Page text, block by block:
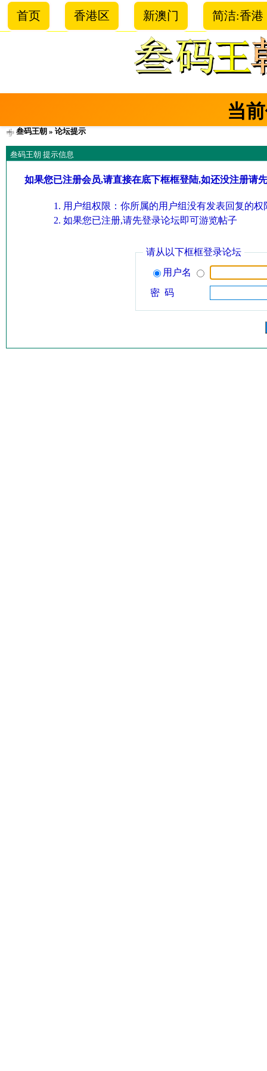
首页 香港区 新澳门 简洁:香港
当
叁码王朝 » 论坛提示
叁码王朝 提示信息
如果您已注册会员,请直接在底下框框登陆,如还没注册请
用户组权限：你所属的用户组没有发表回复的权
如果您已注册,请先登录论坛即可游览帖子
请从以下框框登录论坛
用户名
密 码